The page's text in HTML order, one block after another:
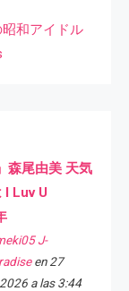
和アイドル
森尾由美 天気
I Luv U
J-
en 27
a las 3:44